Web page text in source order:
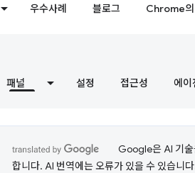
우수사례 블로그 Chrome의
패널 설정 접근성 에이
Google은 AI 기술
합니다. AI 번역에는 오류가 있을 수 있습니